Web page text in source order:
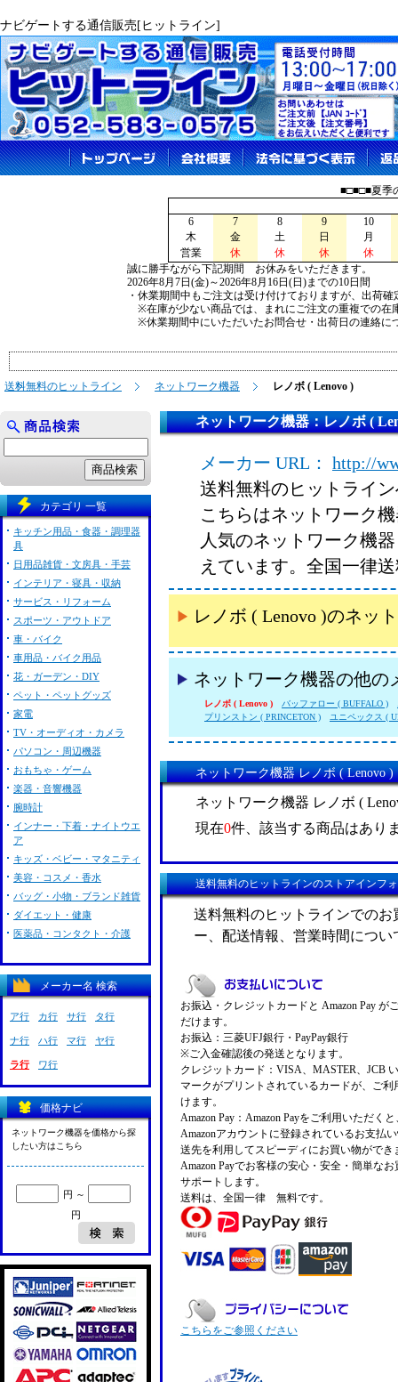
ナビゲートする通信販売[ヒットライン]
■□■□■夏季
6 7 8 9
10
木
金 土 日
月
営業
休 休 休
休
誠に勝手ながら下記期間 お休みをいただきます。
2026年8月7日(金)～2026年8月16日(日)までの10日間
・休業期間中もご注文は受け付けておりますが、出荷
※在庫が少ない商品では、まれにご注文の重複での在
※休業期間中にいただいたお問合せ・出荷日の連絡に
送料無料のヒットライン ネットワーク機器 レノボ ( Lenovo )
ネットワーク機器：レノボ (
メーカー URL：
http://
送料無料のヒットライ
こちらはネットワーク
人気のネットワーク機
えています。全国一律
レノボ ( Lenovo )のネッ
ネットワーク機器の他の
レノボ ( Lenovo ) バッファロー ( BUFFALO )
プリンストン ( PRINCETON )
ユニペックス (
ネットワーク機器 レノボ ( Lenovo
ネットワーク機器 レノボ (
現在0件、該当する商品はあり
送料無料のヒットラインのストアインフ
送料無料のヒットラインでの
ー、配送情報、営業時間につ
お振込・クレジットカードと Amazon Pay が
だけます。
お振込：三菱UFJ銀行・PayPay銀行
※ご入金確認後の発送となります。
クレジットカード：VISA、MASTER、JCB
マークがプリントされているカードが、ご利
けます。
Amazon Pay：Amazon Payをご利用いただく
Amazonアカウントに登録されているお支払
送先を利用してスピーディにお買い物ができ
Amazon Payでお客様の安心・安全・簡単な
サポートします。
送料は、全国一律 無料です。
こちらをご参照ください
カテゴリ 一覧
キッチン用品・食器・調理器
具
日用品雑貨・文房具・手芸
インテリア・寝具・収納
サービス・リフォーム
スポーツ・アウトドア
車・バイク
車用品・バイク用品
花・ガーデン・DIY
ペット・ペットグッズ
家電
TV・オーディオ・カメラ
パソコン・周辺機器
おもちゃ・ゲーム
楽器・音響機器
腕時計
インナー・下着・ナイトウエ
ア
キッズ・ベビー・マタニティ
美容・コスメ・香水
バッグ・小物・ブランド雑貨
ダイエット・健康
医薬品・コンタクト・介護
メーカー名 検索
ア行 カ行 サ行 タ行
ナ行 ハ行 マ行 ヤ行
ラ行 ワ行
価格ナビ
ネットワーク機器を価格から探
したい方はこちら
円 ～
円